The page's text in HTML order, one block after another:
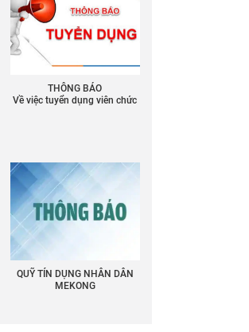
THÔNG BÁO
Về việc tuyển dụng viên chức
QUỸ TÍN DỤNG NHÂN DÂN
MEKONG